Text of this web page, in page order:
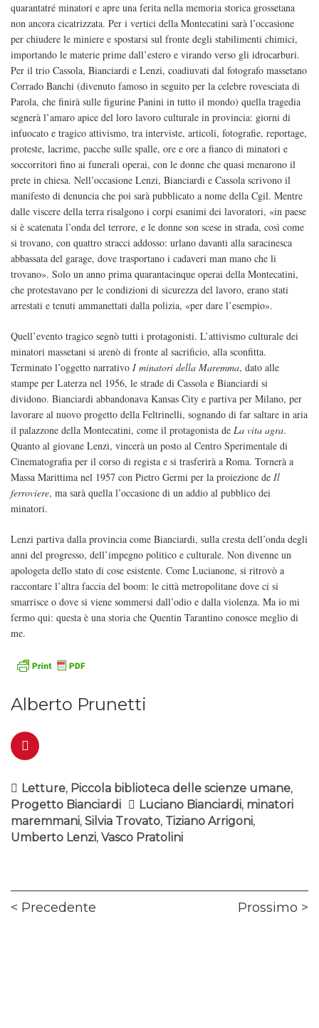
quarantatré minatori e apre una ferita nella memoria storica grossetana
non ancora cicatrizzata. Per i vertici della Montecatini sarà l’occasione
per chiudere le miniere e spostarsi sul fronte degli stabilimenti chimici,
importando le materie prime dall’estero e virando verso gli idrocarburi.
Per il trio Cassola, Bianciardi e Lenzi, coadiuvati dal fotografo massetano
Corrado Banchi (divenuto famoso in seguito per la celebre rovesciata di
Parola, che finirà sulle figurine Panini in tutto il mondo) quella tragedia
segnerà l’amaro apice del loro lavoro culturale in provincia: giorni di
infuocato e tragico attivismo, tra interviste, articoli, fotografie, reportage,
proteste, lacrime, pacche sulle spalle, ore e ore a fianco di minatori e
soccorritori fino ai funerali operai, con le donne che quasi menarono il
prete in chiesa. Nell’occasione Lenzi, Bianciardi e Cassola scrivono il
manifesto di denuncia che poi sarà pubblicato a nome della Cgil. Mentre
dalle viscere della terra risalgono i corpi esanimi dei lavoratori, «in paese
si è scatenata l’onda del terrore, e le donne son scese in strada, così come
si trovano, con quattro stracci addosso: urlano davanti alla saracinesca
abbassata del garage, dove trasportano i cadaveri man mano che li
trovano». Solo un anno prima quarantacinque operai della Montecatini,
che protestavano per le condizioni di sicurezza del lavoro, erano stati
arrestati e tenuti ammanettati dalla polizia, «per dare l’esempio».
Quell’evento tragico segnò tutti i protagonisti. L’attivismo culturale dei
minatori massetani si arenò di fronte al sacrificio, alla sconfitta.
Terminato l’oggetto narrativo I minatori della Maremma, dato alle
stampe per Laterza nel 1956, le strade di Cassola e Bianciardi si
dividono. Bianciardi abbandonava Kansas City e partiva per Milano, per
lavorare al nuovo progetto della Feltrinelli, sognando di far saltare in aria
il palazzone della Montecatini, come il protagonista de La vita agra.
Quanto al giovane Lenzi, vincerà un posto al Centro Sperimentale di
Cinematografia per il corso di regista e si trasferirà a Roma. Tornerà a
Massa Marittima nel 1957 con Pietro Germi per la proiezione de Il
ferroviere, ma sarà quella l’occasione di un addio al pubblico dei
minatori.
Lenzi partiva dalla provincia come Bianciardi, sulla cresta dell’onda degli
anni del progresso, dell’impegno politico e culturale. Non divenne un
apologeta dello stato di cose esistente. Come Lucianone, si ritrovò a
raccontare l’altra faccia del boom: le città metropolitane dove ci si
smarrisce o dove si viene sommersi dall’odio e dalla violenza. Ma io mi
fermo qui: questa è una storia che Quentin Tarantino conosce meglio di
me.
Alberto Prunetti
Letture, Piccola biblioteca delle scienze umane,
Progetto Bianciardi
Luciano Bianciardi, minatori
maremmani, Silvia Trovato, Tiziano Arrigoni,
Umberto Lenzi, Vasco Pratolini
Navigazione
Precedente Prossimo